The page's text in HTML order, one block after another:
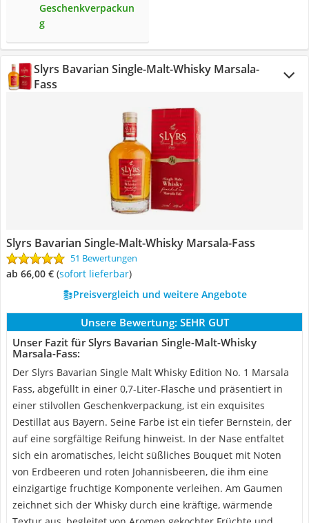
Geschenkverpackun
g
Slyrs Bavarian Single-Malt-Whisky Marsala-
Fass
Slyrs Bavarian Single-Malt-Whisky Marsala-Fass
51 Bewertungen
ab 66,00 € ( Sofort lieferbar)
Preisvergleich und weitere Angebote
Unsere Bewertung: SEHR GUT
Unser Fazit für Slyrs Bavarian Single-Malt-Whisky
Marsala-Fass:
Der Slyrs Bavarian Single Malt Whisky Edition No. 1 Marsala
Fass, abgefüllt in einer 0,7-Liter-Flasche und präsentiert in
einer stilvollen Geschenkverpackung, ist ein exquisites
Destillat aus Bayern. Seine Farbe ist ein tiefer Bernstein, der
auf eine sorgfältige Reifung hinweist. In der Nase entfaltet
sich ein aromatisches, leicht süßliches Bouquet mit Noten
von Erdbeeren und roten Johannisbeeren, die ihm eine
einzigartige fruchtige Komponente verleihen. Am Gaumen
zeichnet sich der Whisky durch eine kräftige, wärmende